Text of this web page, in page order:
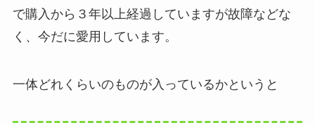
で購入から３年以上経過していますが故障などな
く、今だに愛用しています。
一体どれくらいのものが入っているかというと